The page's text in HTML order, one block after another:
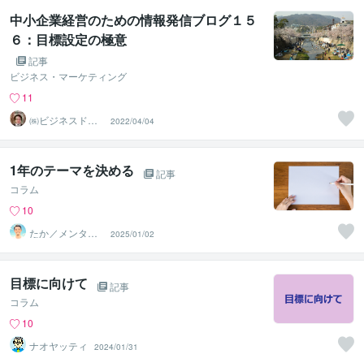
中小企業経営のための情報発信ブログ１５
６：目標設定の極意
記事
ビジネス・マーケティング
11
㈱ビジネスドク
ター 白井裕之
2022/04/04
1年のテーマを決める
記事
コラム
10
たか／メンタル
パートナー
2025/01/02
目標に向けて
記事
コラム
10
ナオヤッティ
2024/01/31